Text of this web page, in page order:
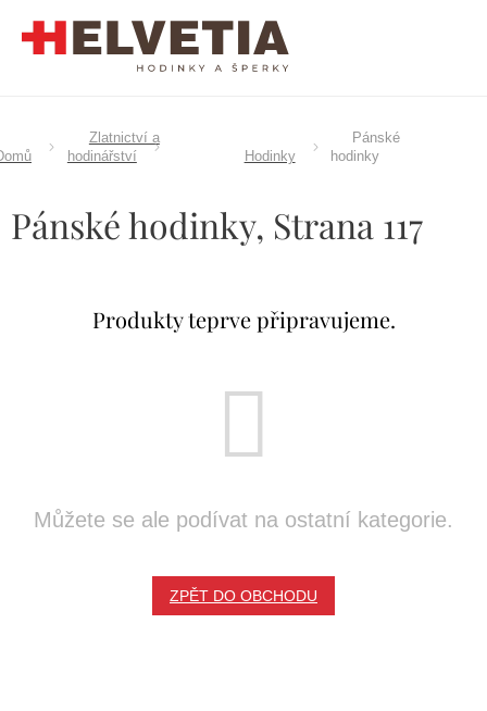
Zlatnictví a
hodinářství
Hodinky
Pánské
hodinky
Pánské hodinky, Strana 117
Produkty teprve připravujeme.
Můžete se ale podívat na ostatní kategorie.
ZPĚT DO OBCHODU